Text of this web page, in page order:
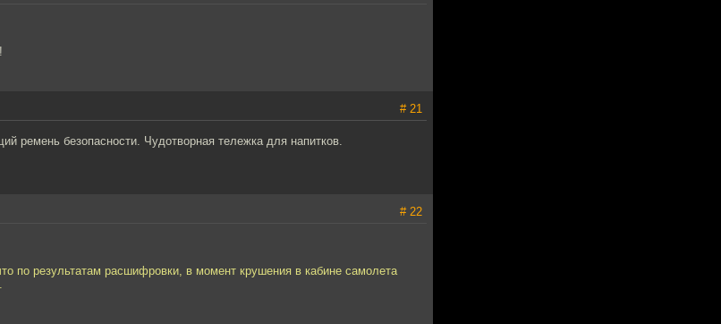
# 21
ремень безопасности. Чудотворная тележка для напитков.
# 22
по результатам расшифровки, в момент крушения в кабине самолета